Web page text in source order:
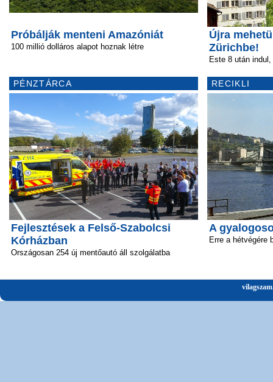
Próbálják menteni Amazóniát
100 millió dolláros alapot hoznak létre
PÉNZTÁRCA
Fejlesztések a Felső-Szabolcsi
Kórházban
Országosan 254 új mentőautó áll szolgálatba
Újra
Zürichbe!
Este 8 után
RECIKLI
A
Erre a hétvégére